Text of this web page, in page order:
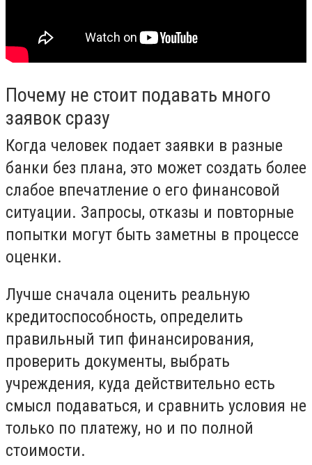
Почему не стоит подавать много
заявок сразу
Когда человек подает заявки в разные
банки без плана, это может создать более
слабое впечатление о его финансовой
ситуации. Запросы, отказы и повторные
попытки могут быть заметны в процессе
оценки.
Лучше сначала оценить реальную
кредитоспособность, определить
правильный тип финансирования,
проверить документы, выбрать
учреждения, куда действительно есть
смысл подаваться, и сравнить условия не
только по платежу, но и по полной
стоимости.